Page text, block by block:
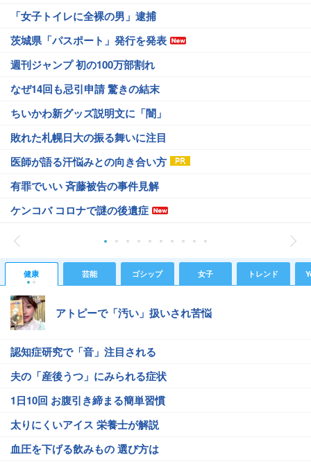
「女子トイレに全裸の男」逮捕
茨城県「パスポート」発行を発表
週刊ジャンプ 初の100万部割れ
なぜ14回も忌引申請 驚きの結末
ちいかわ新グッズ説明文に「闇」
敗れた札幌日大の振る舞いに注目
医師が語る汗悩みとの向き合い方
有罪でいい 斉藤被告の事件見解
ケンコバ コロナで謎の後遺症
健康 芸能 ゴシップ 女子 トレンド
アトピーで「汚い」扱いされ苦悩
認知症研究で「音」注目される
夫の「産後うつ」にみられる症状
1日10回 お腹引き締まる簡単習慣
太りにくいアイス 栄養士が解説
血圧を下げる飲みもの 選び方は